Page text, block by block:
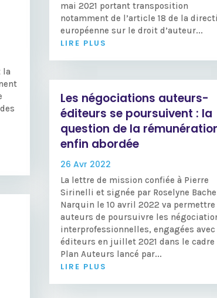
la
mai 2021 portant transposition
notamment de l’article 18 de la
européenne sur le droit d’auteur...
LIRE PLUS
Les négociations auteurs-
éditeurs se poursuivent : la
question de la
enfin abordée
26 Avr 2022
La lettre de mission confiée à Pierre
Sirinelli et signée par Roselyne
Narquin le 10 avril 2022 va permettre
auteurs de poursuivre les
interprofessionnelles, engagées avec
éditeurs en juillet 2021 dans le cadre
Plan Auteurs lancé par...
LIRE PLUS